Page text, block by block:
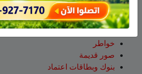
صفحات
صفحة الاعراس
خواطر
صور قديمة
بنوك وبطاقات اعتماد